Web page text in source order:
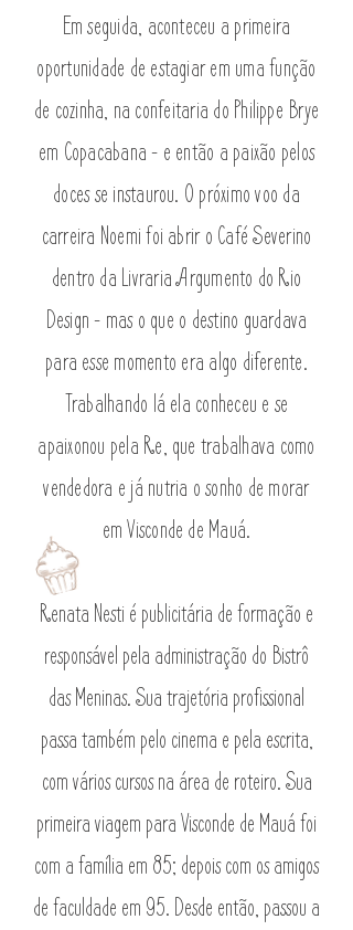
Em seguida, aconteceu a primeira
oportunidade de estagiar em uma função
de cozinha, na confeitaria do Philippe Brye
em Copacabana - e então a paixão pelos
doces se instaurou. O próximo voo da
carreira Noemi foi abrir o Café Severino
dentro da Livraria Argumento do Rio
Design - mas o que o destino guardava
para esse momento era algo diferente.
Trabalhando lá ela conheceu e se
apaixonou pela Re, que trabalhava como
vendedora e já nutria o sonho de morar
em Visconde de Mauá.
Renata Nesti é publicitária de formação e
responsável pela administração do Bistrô
das Meninas. Sua trajetória profissional
passa também pelo cinema e pela escrita,
com vários cursos na área de roteiro. Sua
primeira viagem para Visconde de Mauá foi
com a família em 85; depois com os amigos
de faculdade em 95. Desde então, passou a